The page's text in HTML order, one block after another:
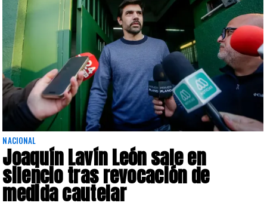
NACIONAL
Joaquín Lavín León sale en
silencio tras revocación de
medida cautelar